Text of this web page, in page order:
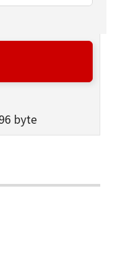
イセンサー
の特定の目
ェアに関し
ングジャパ
ライセンサー
的な損失、
においても
byte